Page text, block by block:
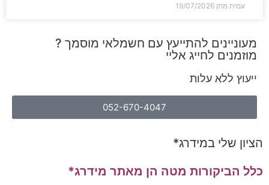
עמית מתן 19/07/2026
מעוניינים להתייעץ עם חשמלאי מוסמך ?
מוזמנים לחייג אליי
ייעוץ ללא עלות
052-670-4047
הציון שלי במידרג*
כלל הביקורות מטה הן מאתר מידרג*